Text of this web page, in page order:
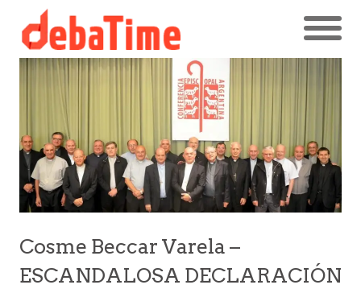
Cosme Beccar Varela –
ESCANDALOSA DECLARACIÓN